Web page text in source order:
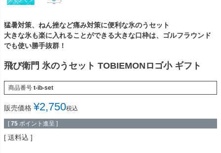
猛暑対策、ねん挫など痛み対策に便利な氷のうセット
大きな氷も楽に入れることができる大きな口枠は、ゴルフラウンド
でも使い勝手抜群！
飛び衛門 氷のうセット TOBIEMONロゴ小 ギフト
商品番号 t-ib-set
販売価格 ¥2,750税込
[ 75 ポイント進呈 ]
送料込